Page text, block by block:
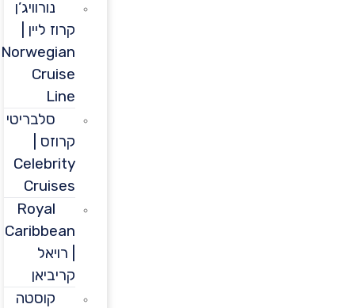
נורוויג’ן
קרוז ליין |
Norwegian
Cruise
סלבריטי
קרוזס |
Celebrity
Cruises
Royal
Caribbean
קריביאן
קוסטה